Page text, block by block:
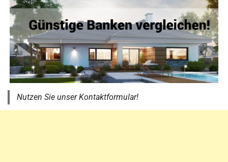
Nutzen Sie unser Kontaktformular!